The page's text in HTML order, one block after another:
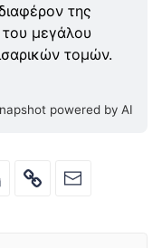
της
του μεγάλου
τομών.
powered by AI